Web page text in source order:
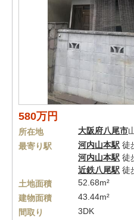
580万円
所在地 大阪府八尾市
最寄り駅
河内山本駅 徒
河内山本駅 徒
近鉄八尾駅 徒
土地面積
52.68m²
建物面積
43.44m²
間取り
3DK